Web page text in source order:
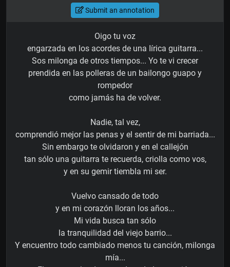
Submit an annotation
Oigo tu voz
engarzada en los acordes de una Iírica guitarra...
Sos milonga de otros tiempos... Yo te vi crecer
prendida en las polleras de un bailongo guapo y
rompedor
como jamás ha de volver.
Nadie, tal vez,
comprendió mejor las penas y el sentir de mi barriada...
Sin embargo te olvidaron y en el callejón
tan sólo una guitarra te recuerda, criolla como vos,
y en su gemir tiembla mi ser.
Vuelvo cansado de todo
y en mi corazón lloran los años...
Mi vida busca tan sólo
la tranquilidad del viejo barrio...
Y encuentro todo cambiado menos tu canción, milonga
mía...